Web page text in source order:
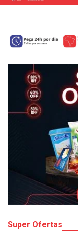
Super Ofertas